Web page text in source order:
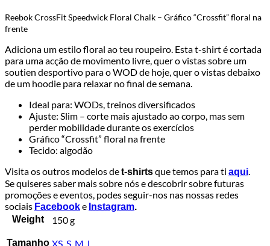
Reebok CrossFit Speedwick Floral Chalk – Gráfico “Crossfit” floral na
frente
Adiciona um estilo floral ao teu roupeiro. Esta t-shirt é cortada
para uma acção de movimento livre, quer o vistas sobre um
soutien desportivo para o WOD de hoje, quer o vistas debaixo
de um hoodie para relaxar no final de semana.
Ideal para: WODs, treinos diversificados
Ajuste: Slim – corte mais ajustado ao corpo, mas sem
perder mobilidade durante os exercícios
Gráfico “Crossfit” floral na frente
Tecido: algodão
Visita os outros modelos det-shirtsque temos para ti aqui.
Se quiseres saber mais sobre nós e descobrir sobre futuras
promoções e eventos, podes seguir-nos nas nossas redes
sociais Facebooke Instagram.
Weight
150 g
Tamanho XS S M L